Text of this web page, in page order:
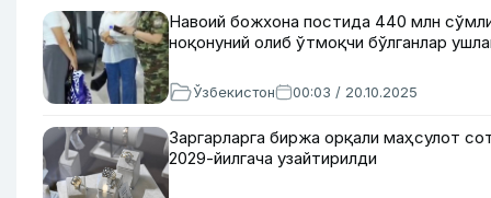
Навоий божхона постида 440 млн
ноқонуний олиб ўтмоқчи бўлганлар
Ўзбекистон 00:03 / 20.10.2025
Заргарларга биржа орқали маҳсулот
2029-йилгача узайтирилди